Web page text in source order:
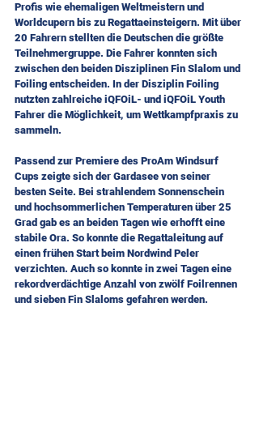
Profis wie ehemaligen Weltmeistern und
Worldcupern bis zu Regattaeinsteigern. Mit über
20 Fahrern stellten die Deutschen die größte
Teilnehmergruppe. Die Fahrer konnten sich
zwischen den beiden Disziplinen Fin Slalom und
Foiling entscheiden. In der Disziplin Foiling
nutzten zahlreiche iQFOiL- und iQFOiL Youth
Fahrer die Möglichkeit, um Wettkampfpraxis zu
sammeln.
Passend zur Premiere des ProAm Windsurf
Cups zeigte sich der Gardasee von seiner
besten Seite. Bei strahlendem Sonnenschein
und hochsommerlichen Temperaturen über 25
Grad gab es an beiden Tagen wie erhofft eine
stabile Ora. So konnte die Regattaleitung auf
einen frühen Start beim Nordwind Peler
verzichten. Auch so konnte in zwei Tagen eine
rekordverdächtige Anzahl von zwölf Foilrennen
und sieben Fin Slaloms gefahren werden.